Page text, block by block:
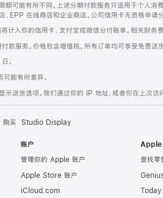
额可能有所不同。上述分期付款服务只适用于个
、EPP 在线商店和企业商店。公司信用卡无资格申
计入你的信用卡、支付宝或微信分付账单。相关财务
款服务。价格包含增值税。所有订单均可享受免费送货
。
能有所差异。
示送货选项。我们通过你的 IP 地址，或者你在上次
购买 Studio Display
账户
管理你的 Apple 账户
Apple Store 账户
iCloud.com
Apple
查找零